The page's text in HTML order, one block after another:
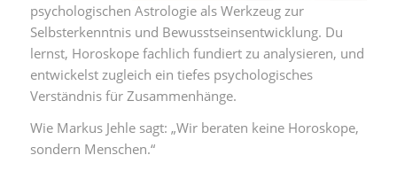
psychologischen Astrologie als Werkzeug zur
Selbsterkenntnis und Bewusstseinsentwicklung. Du
lernst, Horoskope fachlich fundiert zu analysieren, und
entwickelst zugleich ein tiefes psychologisches
Verständnis für Zusammenhänge.
Wie Markus Jehle sagt: „Wir beraten keine Horoskope,
sondern Menschen.“